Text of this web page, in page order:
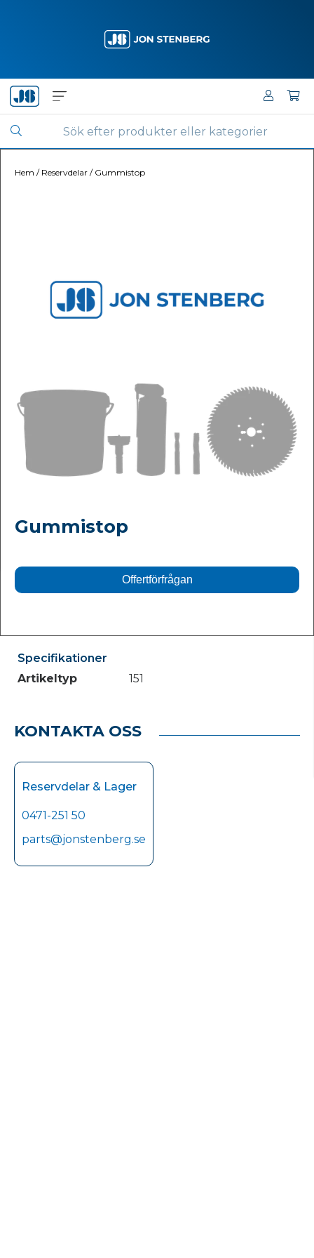
Hem / Reservdelar / Gummistop
Gummistop
Offertförfrågan
Specifikationer
Artikeltyp
151
KONTAKTA OSS
Reservdelar & Lager
0471-251 50
parts@jonstenberg.se